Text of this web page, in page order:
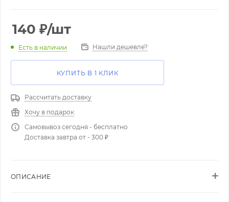
140 ₽/шт
Есть в наличии Нашли дешевле?
КУПИТЬ В 1 КЛИК
Рассчитать доставку
Хочу в подарок
Самовывоз сегодня - бесплатно
Доставка завтра от - 300 ₽
ОПИСАНИЕ